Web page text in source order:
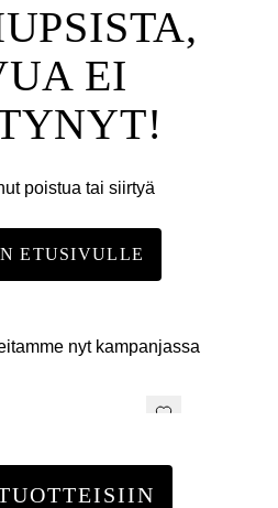
EI
poistua tai siirtyä
ETUSIVULLE
nyt kampanjassa